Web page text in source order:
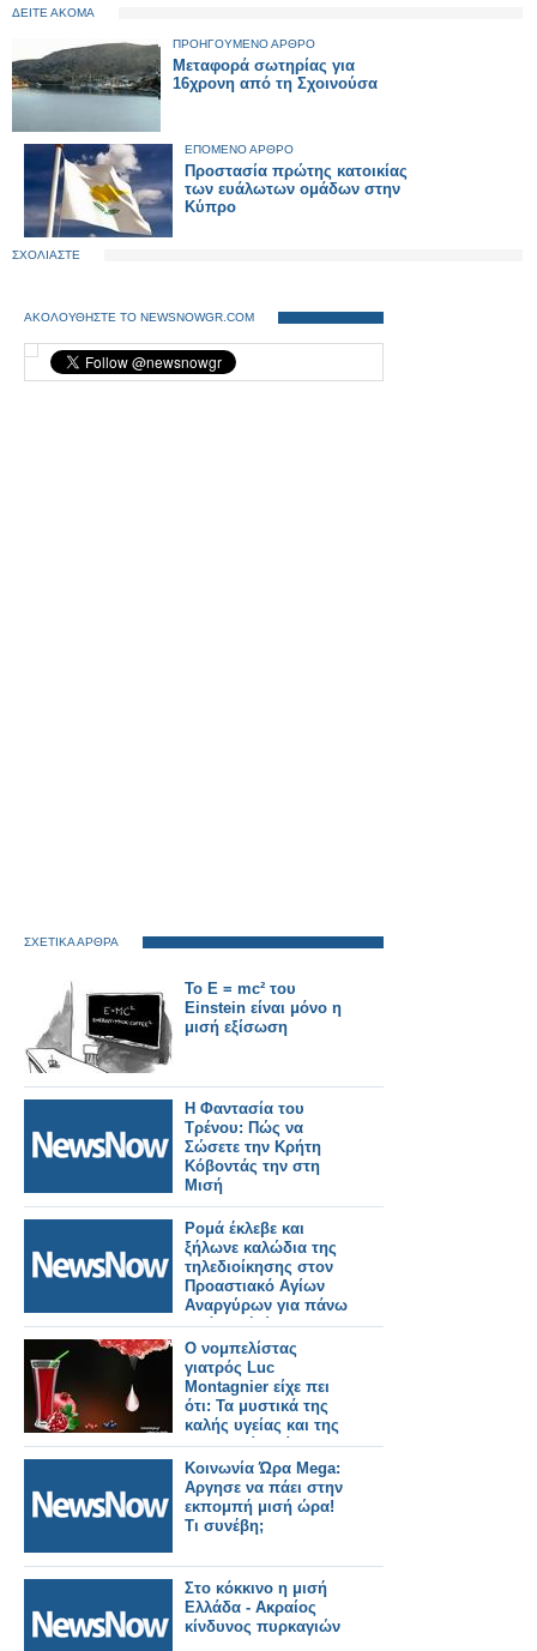
ΔΕΙΤΕ ΑΚΟΜΑ
ΠΡΟΗΓΟΥΜΕΝΟ ΑΡΘΡΟ
Μεταφορά σωτηρίας για
16χρονη από τη Σχοινούσα
ΕΠΟΜΕΝΟ ΑΡΘΡΟ
Προστασία πρώτης κατοικίας
των ευάλωτων ομάδων στην
Κύπρο
ΣΧΟΛΙΑΣΤΕ
ΑΚΟΛΟΥΘΗΣΤΕ ΤΟ NEWSNOWGR.COM
ΣΧΕΤΙΚΑ ΑΡΘΡΑ
Το E = mc² του
Einstein είναι μόνο η
μισή εξίσωση
Η Φαντασία του
Τρένου: Πώς να
Σώσετε την Κρήτη
Κόβοντάς την στη
Μισή
Ρομά έκλεβε και
ξήλωνε καλώδια της
τηλεδιοίκησης στον
Προαστιακό Αγίων
Αναργύρων για πάνω
από μισή ώρα
Ο νομπελίστας
γιατρός Luc
Montagnier είχε πει
ότι: Τα μυστικά της
καλής υγείας και της
μακροζωίας είναι ο
χυμός του ροδιού, η
παπάγια και μισή
ώρα τρέξιμο την
ημέρα.
Κοινωνία Ώρα Mega:
Aργησε να πάει στην
εκπομπή μισή ώρα!
Τι συνέβη;
Στο κόκκινο η μισή
Ελλάδα - Ακραίος
κίνδυνος πυρκαγιών